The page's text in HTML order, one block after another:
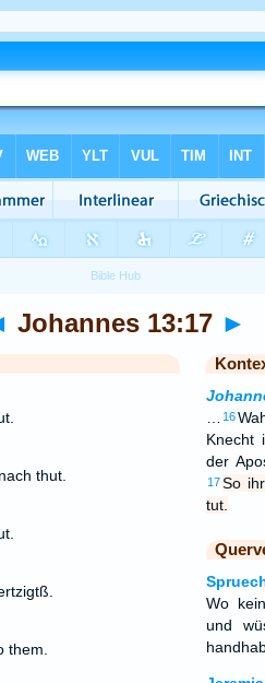
Johannes 13:17 ►
thut.
them.
16
Knecht
der
17So
tut.
Wo
und